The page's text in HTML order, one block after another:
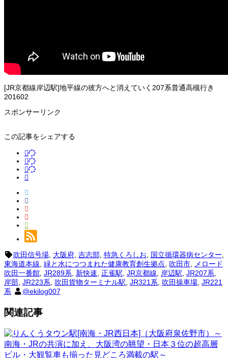
[JR京都線岸辺駅]地平線の彼方へと消えていく207系普通高槻行き
201602
スポンサーリンク
この記事をシェアする
吹田信号場, 大阪府, 吉志部, 特急くろしお 国立循環器病センター
東海道本線 緑と水につつまれた健康教育創生拠点 吹田市
メロード
吹田一番館 JR289系 新快速 正雀駅 JR京都線 岸辺駅 JR207系
岸部 JR223系 吹田貨物ターミナル駅 JR321系 吹田操車場 JR221
系
@ekilog007
関連記事